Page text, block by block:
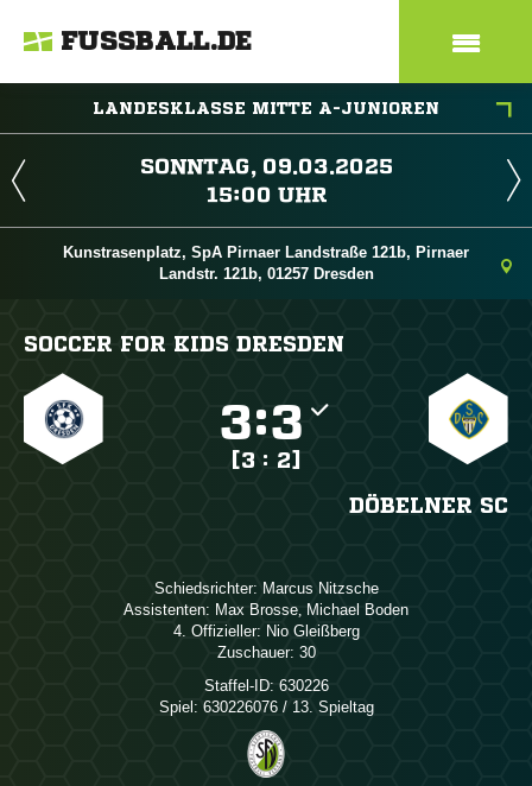
FUSSBALL.DE
LANDESKLASSE MITTE A-JUNIOREN
 
 
Kunstrasenplatz, SpA Pirnaer Landstraße 121b, Pirnaer
Landstr. 121b, 01257 Dresden
SOCCER FOR KIDS DRESDEN
:
[3 : 2]
DÖBELNER SC
Schiedsrichter:  
Assistenten:  ,  
4. Offizieller:  
Zuschauer: 30
Staffel-ID: 630226
Spiel: 630226076 / 13. Spieltag